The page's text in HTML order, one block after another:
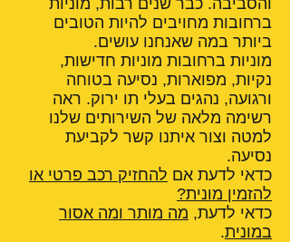
והסביבה. כבר שנים רבות, מוניות
ברחובות מחויבים להיות הטובים
ביותר במה שאנחנו עושים.
מוניות ברחובות מוניות חדישות,
נקיות, מפוארות, נסיעה בטוחה
ורגועה, נהגים בעלי תו ירוק. ראה
רשימה מלאה של השירותים שלנו
למטה וצור איתנו קשר לקביעת
נסיעה.
כדאי לדעת אם להחזיק רכב פרטי או
להזמין מונית?
כדאי לדעת, מה מותר ומה אסור
במונית.